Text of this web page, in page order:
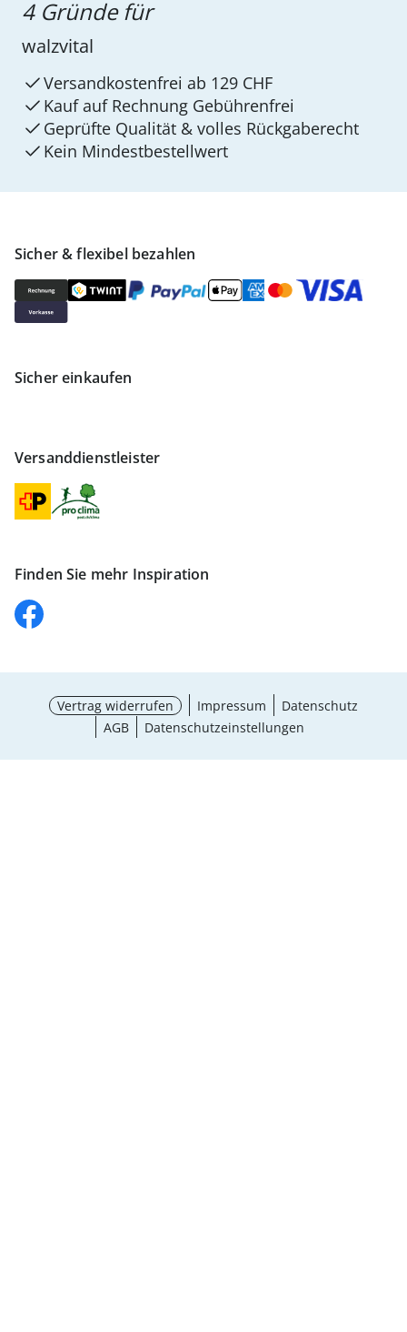
Sicher & flexibel bezahlen
Sicher einkaufen
Versanddienstleister
Finden Sie mehr Inspiration
4 Gründe für
walzvital
Versandkostenfrei ab 129 CHF
Kauf auf Rechnung Gebührenfrei
Geprüfte Qualität & volles Rückgaberecht
Kein Mindest­bestellwert
Vertrag widerrufen Impressum
Datenschutz
AGB
Datenschutzeinstellungen